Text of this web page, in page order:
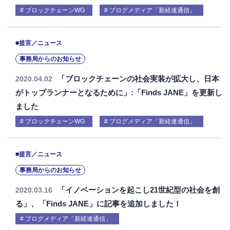
ブロックチェーンWG ブログメディア「新経連通信」
■提言／ニュース
事務局からのお知らせ
2020.04.02
「ブロックチェーンの社会実装が拡大し、日本
がトップランナーとなるために」:「Finds JANE」を更新し
ました
ブロックチェーンWG ブログメディア「新経連通信」
■提言／ニュース
事務局からのお知らせ
2020.03.16
「イノベーションを起こし21世紀型の社会を創
る」、「Finds JANE」に記事を追加しました！
ブログメディア「新経連通信」